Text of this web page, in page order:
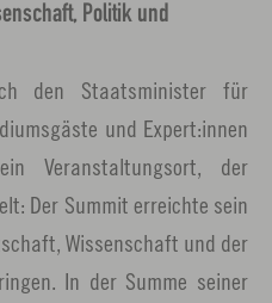
Politik und
den Staatsminister für
und Expert:innen
Veranstaltungsort, der
Der Summit erreichte sein
Wissenschaft und der
In der Summe seiner